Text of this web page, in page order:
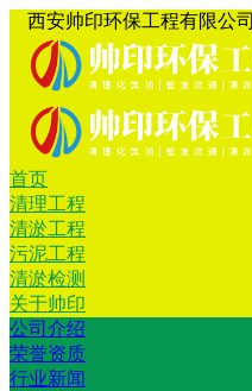
西安帅印环保工程有限公司
首页
首页
清理工程
清淤工程
污泥工程
清淤检测
关于帅印
公司介绍
荣誉资质
行业新闻